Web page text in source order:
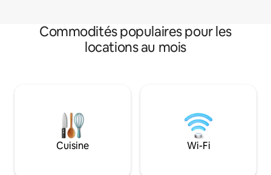
Commodités populaires pour les
locations au mois
Cuisine Wi-Fi